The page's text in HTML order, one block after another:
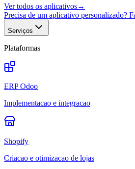
Ver todos os aplicativos→
Precisa de um aplicativo personalizado?
Serviços
Plataformas
ERP Odoo
Implementacao e integracao
Shopify
Criacao e otimizacao de lojas